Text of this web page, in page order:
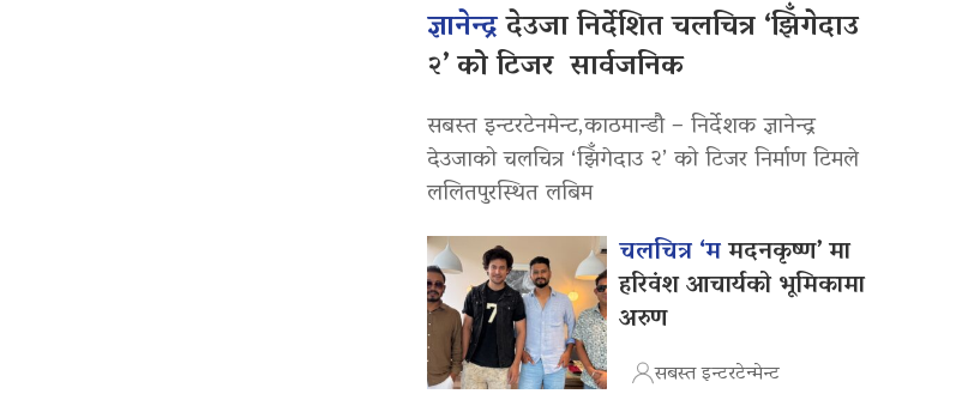
ज्ञानेन्द्रदेउजा निर्देशित चलचित्र ‘झिँगेदाउ
२’ को टिजर सार्वजनिक
सबस्त इन्टरटेनमेन्ट,काठमान्डौ – निर्देशक ज्ञानेन्द्र
देउजाको चलचित्र ‘झिँगेदाउ २’ को टिजर निर्माण टिमले
ललितपुरस्थित लबिम
चलचित्र ‘ममदनकृष्ण’ मा
हरिवंश आचार्यको भूमिकामा
अरुण
सबस्त इन्टरटेन्मेन्ट